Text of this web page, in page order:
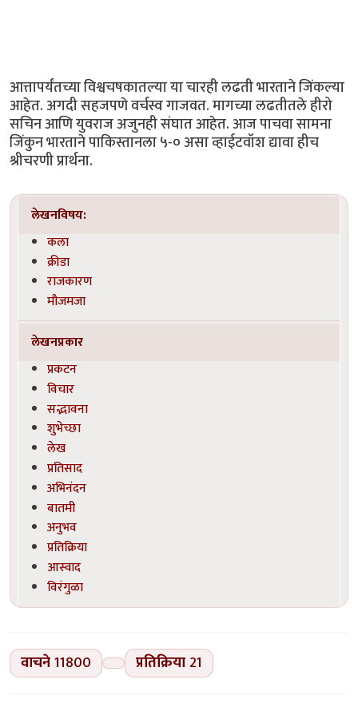
आत्तापर्यंतच्या विश्वचषकातल्या या चारही लढती भारताने जिंकल्या
आहेत. अगदी सहजपणे वर्चस्व गाजवत. मागच्या लढतीतले हीरो
सचिन आणि युवराज अजुनही संघात आहेत. आज पाचवा सामना
जिंकुन भारताने पाकिस्तानला ५-० असा व्हाईटवॉश द्यावा हीच
श्रीचरणी प्रार्थना.
लेखनविषय:
कला
क्रीडा
राजकारण
मौजमजा
लेखनप्रकार
प्रकटन
विचार
सद्भावना
शुभेच्छा
लेख
प्रतिसाद
अभिनंदन
बातमी
अनुभव
प्रतिक्रिया
आस्वाद
विरंगुळा
वाचने11800 प्रतिक्रिया 21